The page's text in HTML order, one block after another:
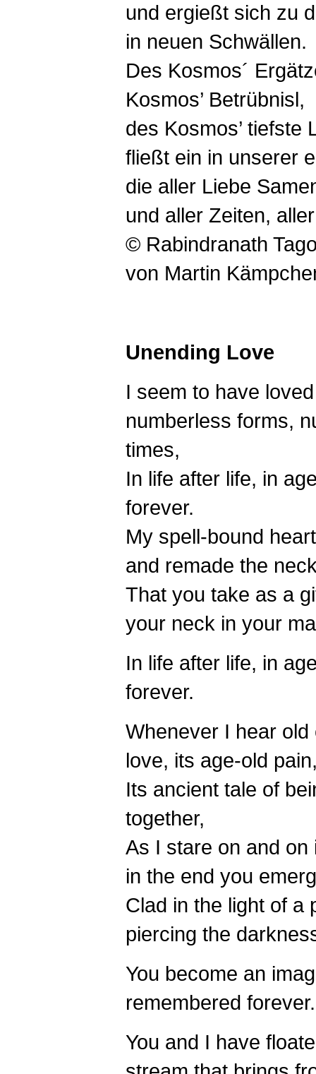
und ergießt sich zu
in neuen Schwällen.
Des Kosmos´
Kosmos’ Betrübnisl,
des Kosmos’ tiefste
fließt ein in unserer
die aller Liebe
und aller Zeiten,
© Rabindranath
von Martin
Unending Love
I seem to have
numberless forms,
times,
In life after life, in
forever.
My spell-bound
and remade the
That you take as a
your neck in your
In life after life, in
forever.
Whenever I hear
love, its age-old
Its ancient tale of
together,
As I stare on and on
in the end you
Clad in the light of a
piercing the
You become an
remembered forever.
You and I have